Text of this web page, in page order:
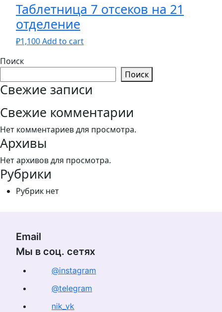
Таблетница 7 отсеков на 21
отделение
₽1,100Add to cart
Поиск
Поиск
Свежие записи
Свежие комментарии
Нет комментариев для просмотра.
Архивы
Нет архивов для просмотра.
Рубрики
Рубрик нет
Email
Мы в соц. сетях
@instagram
@telegram
nik_vk